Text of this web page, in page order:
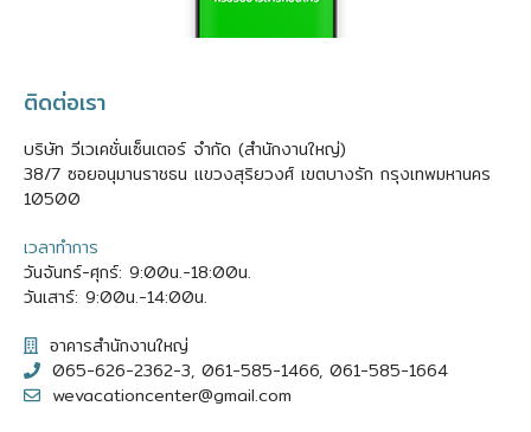
ติดต่อเรา
บริษัท วีเวเคชั่นเซ็นเตอร์ จำกัด (สำนักงานใหญ่)
38/7 ซอยอนุมานราชธน แขวงสุริยวงศ์ เขตบางรัก กรุงเทพมหานคร
10500
เวลาทำการ
วันจันทร์-ศุกร์: 9:00น.-18:00น.
วันเสาร์: 9:00น.-14:00น.
อาคารสำนักงานใหญ่
065-626-2362-3, 061-585-1466, 061-585-1664
wevacationcenter@gmail.com